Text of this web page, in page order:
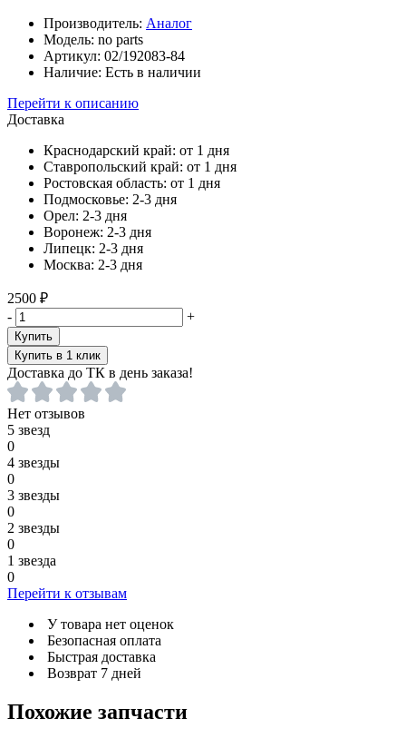
Производитель: Аналог
Модель: no parts
Артикул: 02/192083-84
Наличие: Есть в наличии
Перейти к описанию
Доставка
Краснодарский край: от 1 дня
Ставропольский край: от 1 дня
Ростовская область: от 1 дня
Подмосковье: 2-3 дня
Орел: 2-3 дня
Воронеж: 2-3 дня
Липецк: 2-3 дня
Москва: 2-3 дня
2500 ₽
-
+
Купить
Купить в 1 клик
Доставка до ТК в день заказа!
Нет отзывов
5 звезд
0
4 звезды
0
3 звезды
0
2 звезды
0
1 звезда
0
Перейти к отзывам
У товара нет оценок
Безопасная оплата
Быстрая доставка
Возврат 7 дней
Похожие запчасти